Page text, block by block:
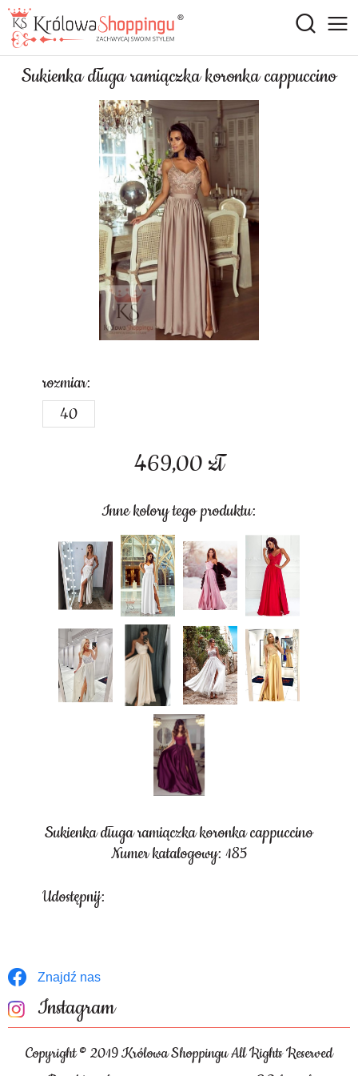
Sukienka długa ramiączka koronka cappuccino
469,00 zł
Inne kolory tego produktu:
rozmiar:
40
Sukienka długa ramiączka koronka cappuccino
Numer katalogowy: 185
Udostępnij:
Znajdź nas
Instagram
Copyright © 2019 Królowa Shoppingu All Rights Reserved